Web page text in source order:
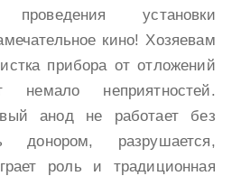
проведения установки
кино! Хозяевам
прибора от отложений
немало неприятностей.
анод не работает без
донором, разрушается,
роль и традиционная